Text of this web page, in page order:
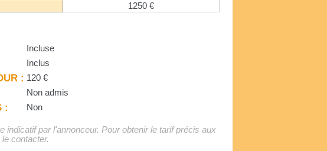
1250 €
Incluse
Inclus
: 120 €
Non admis
: Non
indicatif par l'annonceur. Pour obtenir le tarif précis aux
contacter.